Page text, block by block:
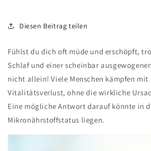
Diesen Beitrag teilen
Fühlst du dich oft müde und erschöpft,
Schlaf und einer scheinbar
nicht allein! Viele Menschen kämpfen mit
Vitalitätsverlust, ohne die wirkliche
Eine mögliche Antwort darauf könnte in
Mikronährstoffstatus liegen.